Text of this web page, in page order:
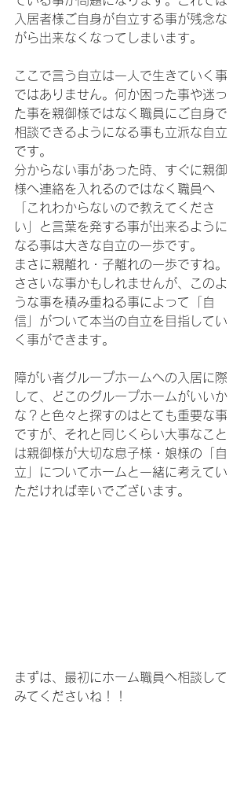
入居者様ご自身が自立する事が残念な
がら出来なくなってしまいます。
ここで言う自立は一人で生きていく事
ではありません。何か困った事や迷っ
た事を親御様ではなく職員にご自身で
相談できるようになる事も立派な自立
です。
分からない事があった時、すぐに親御
様へ連絡を入れるのではなく職員へ
「これわからないので教えてくださ
い」と言葉を発する事が出来るように
なる事は大きな自立の一歩です。
まさに親離れ・子離れの一歩ですね。
ささいな事かもしれませんが、このよ
うな事を積み重ねる事によって「自
信」がついて本当の自立を目指してい
く事ができます。
障がい者グループホームへの入居に際
して、どこのグループホームがいいか
な？と色々と探すのはとても重要な事
ですが、それと同じくらい大事なこと
は親御様が大切な息子様・娘様の「自
立」についてホームと一緒に考えてい
ただければ幸いでございます。
まずは、最初にホーム職員へ相談して
みてくださいね！！